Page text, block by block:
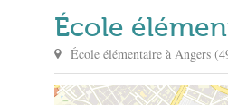
École
École élémentaire à Angers (